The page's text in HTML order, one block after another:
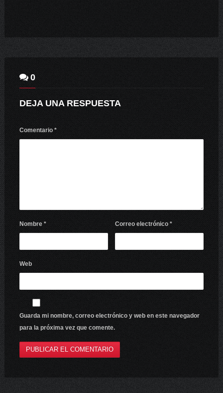
0
DEJA UNA RESPUESTA
Comentario *
Nombre * Correo electrónico*
Web
Guarda mi nombre, correo electrónico y web en este navegador
para la próxima vez que comente.